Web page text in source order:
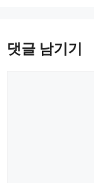
댓글 남기기